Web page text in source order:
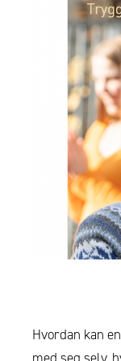
Hvordan kan